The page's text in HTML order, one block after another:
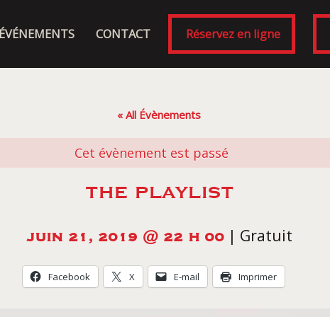
ÉVÉNEMENTS CONTACT Réservez en ligne
« All Évènements
Cet évènement est passé
THE PLAYLIST
JUIN 21, 2019 @ 22 H 00 | Gratuit
Facebook X E-mail Imprimer